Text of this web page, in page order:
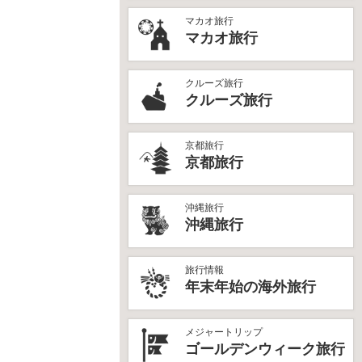
マカオ旅行
マカオ旅行
クルーズ旅行
クルーズ旅行
京都旅行
京都旅行
沖縄旅行
沖縄旅行
旅行情報
年末年始の海外旅行
メジャートリップ
ゴールデンウィーク旅行